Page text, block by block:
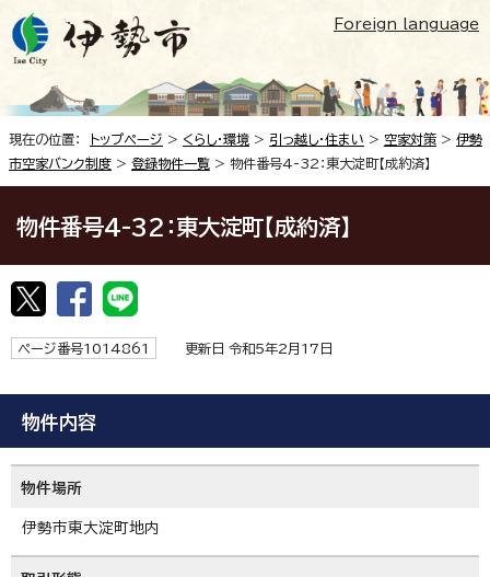
Foreign language
現在の位置： トップページ > くらし・環境 > 引っ越し・住まい > 空家対策 > 伊勢
市空家バンク制度 > 登録物件一覧 > 物件番号4-32：東大淀町【成約済】
物件番号4-32：東大淀町【成約済】
ページ番号1014861 更新日 令和5年2月17日
物件内容
物件場所
伊勢市東大淀町地内